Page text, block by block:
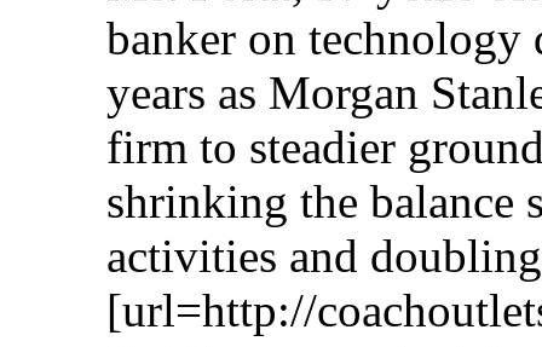
banker on technology
years as Morgan
firm to steadier
shrinking the balance
activities and
[url=http://